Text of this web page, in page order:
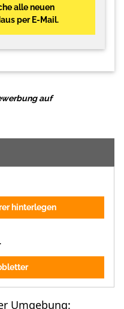
alle neuen
per E-Mail.
auf
hinterlegen
Umgebung: